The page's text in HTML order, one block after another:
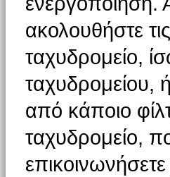
ακολουθήστε
ταχυδρομείο,
ταχυδρομείου,
από κάποιο
ταχυδρομείο,